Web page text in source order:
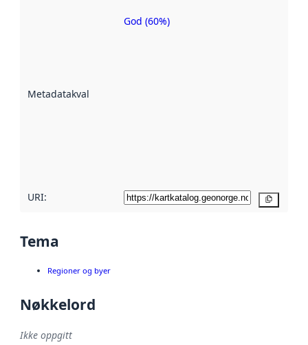
Metadatakvalitet
Metadatakvalitet
God (60%)
URI:
Tema
Regioner og byer
Nøkkelord
Ikke oppgitt